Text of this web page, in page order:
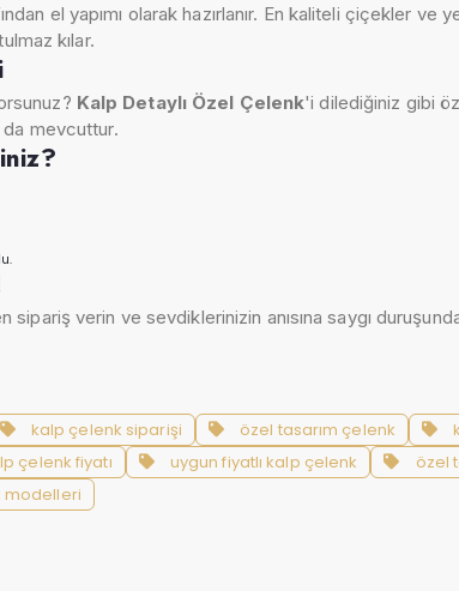
el yapımı olarak hazırlanır. En kaliteli çiçekler ve
kılar.
Kalp Detaylı Özel Çelenk'i dilediğiniz gibi
da mevcuttur.
verin ve sevdiklerinizin anısına saygı
kalp çelenk siparişi özel tasarım çelenk
çelenk fiyatı uygun fiyatlı kalp çelenk
özel
modelleri